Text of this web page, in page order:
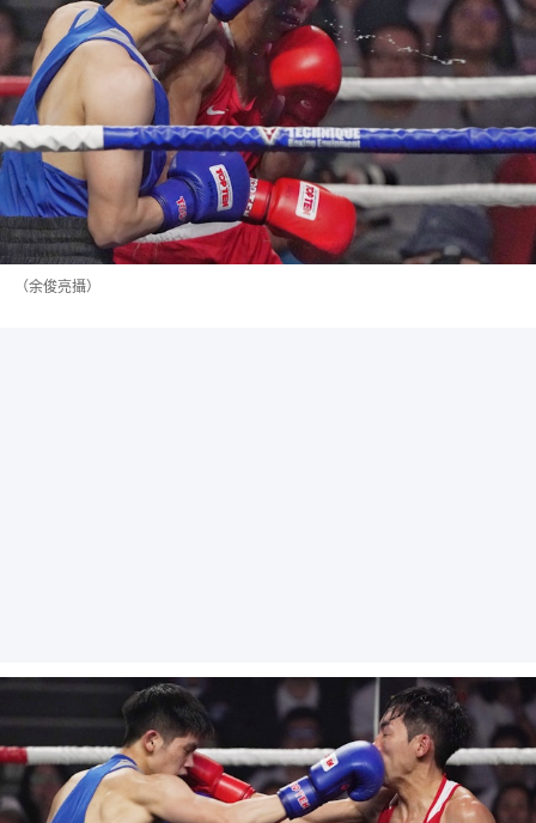
（余俊亮攝）